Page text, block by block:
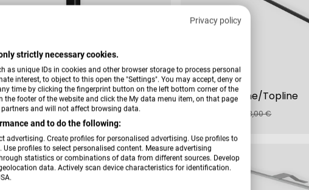
Privacy policy
strictly necessary cookies.
unique IDs in cookies and other browser storage to process personal
interest, to object to this open the "Settings". You may accept, deny or
time by clicking the fingerprint button on the left bottom corner of the
footer of the website and click the My data menu item, on that page
and will not affect browsing data.
and to do the following:
Create profiles for personalised advertising. Use profiles to
profiles to select personalised content. Measure advertising
statistics or combinations of data from different sources. Develop
data. Actively scan device characteristics for identification.
Slideline
€28,00 €
Griff Longline/Topline
Verkäufer:
Hardi
Verkaufspreis
Regulärer63,00 €
-21 %